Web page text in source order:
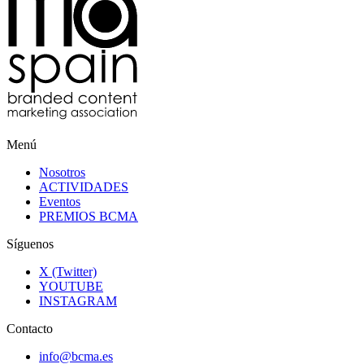
Menú
Nosotros
ACTIVIDADES
Eventos
PREMIOS BCMA
Síguenos
X (Twitter)
YOUTUBE
INSTAGRAM
Contacto
info@bcma.es